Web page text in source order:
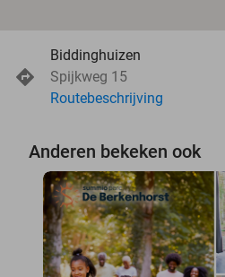
Biddinghuizen
Spijkweg 15
Routebeschrijving
Anderen bekeken ook